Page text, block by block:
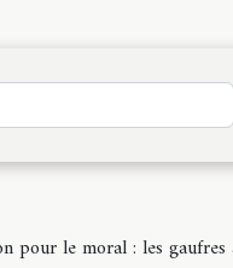
pour le moral : les